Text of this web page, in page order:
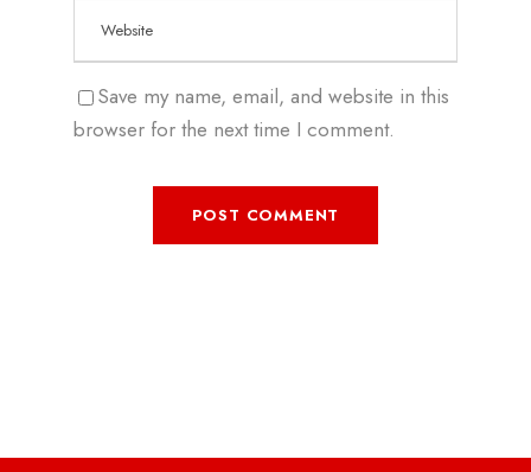
Save my name, email, and website in this
browser for the next time I comment.